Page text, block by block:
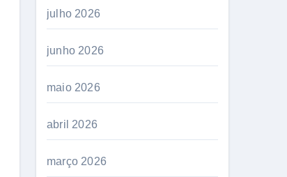
julho 2026
junho 2026
maio 2026
abril 2026
março 2026